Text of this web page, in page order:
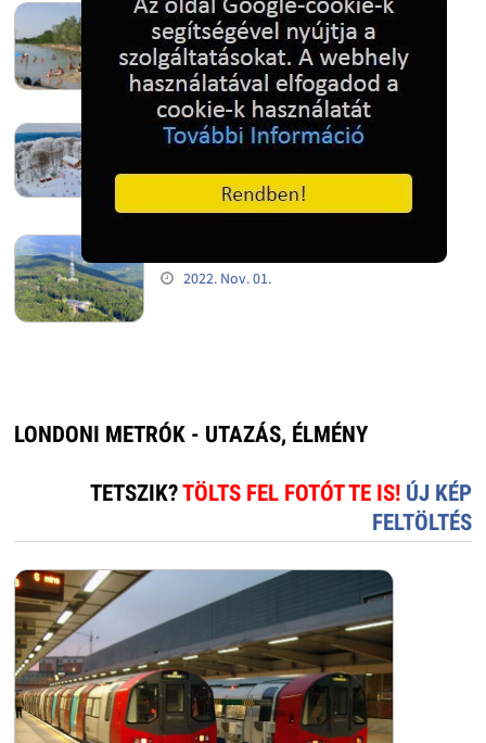
Sándorfalva, Nádastó
2022. Nov. 01.
Hóban gyakran gazdag télen a
2022. Nov. 01.
2022. Nov. 01.
LONDONI METRÓK - UTAZÁS, ÉLMÉNY
TETSZIK?TÖLTS FEL FOTÓT TE IS! ÚJ KÉP
FELTÖLTÉS